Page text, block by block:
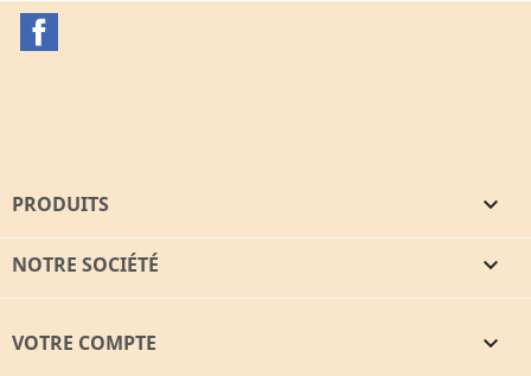
PRODUITS 
NOTRE SOCIÉTÉ 
VOTRE COMPTE 